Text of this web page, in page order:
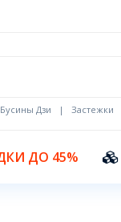
Бусины Дзи | Застежки
ДО 45%